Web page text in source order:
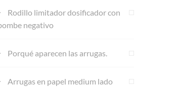
Rodillo limitador dosificador con
negativo
Porqué aparecen las arrugas.
Arrugas en papel medium lado